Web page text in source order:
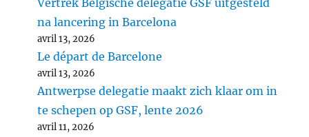
Vertrek Belgische delegatie GSF uitgesteld
na lancering in Barcelona
avril 13, 2026
Le départ de Barcelone
avril 13, 2026
Antwerpse delegatie maakt zich klaar om in
te schepen op GSF, lente 2026
avril 11, 2026